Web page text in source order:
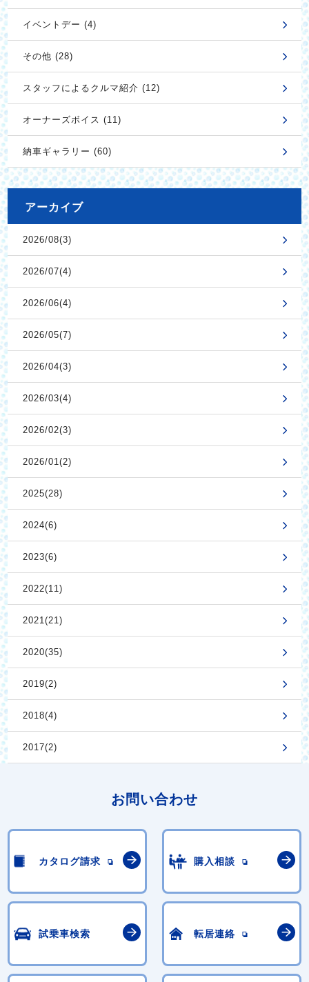
イベントデー (4)
その他 (28)
スタッフによるクルマ紹介 (12)
オーナーズボイス (11)
納車ギャラリー (60)
アーカイブ
2026/08(3)
2026/07(4)
2026/06(4)
2026/05(7)
2026/04(3)
2026/03(4)
2026/02(3)
2026/01(2)
2025(28)
2024(6)
2023(6)
2022(11)
2021(21)
2020(35)
2019(2)
2018(4)
2017(2)
お問い合わせ
カタログ請求 購入相談
試乗車検索 転居連絡